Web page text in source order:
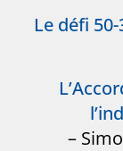
Le défi
–